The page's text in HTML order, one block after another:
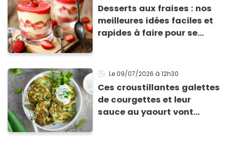
Desserts aux fraises : nos
meilleures idées faciles et
rapides à faire pour se
Le 09/07/2026 à 12h30
Ces croustillantes galettes
de courgettes et leur
sauce au yaourt vont